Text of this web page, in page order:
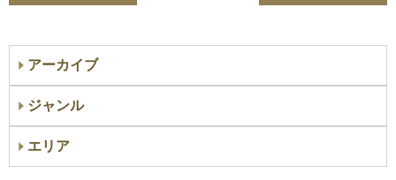
アーカイブ
ジャンル
エリア